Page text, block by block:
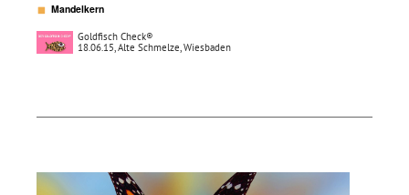
Mandelkern
Goldfisch Check®
18.06.15, Alte Schmelze, Wiesbaden